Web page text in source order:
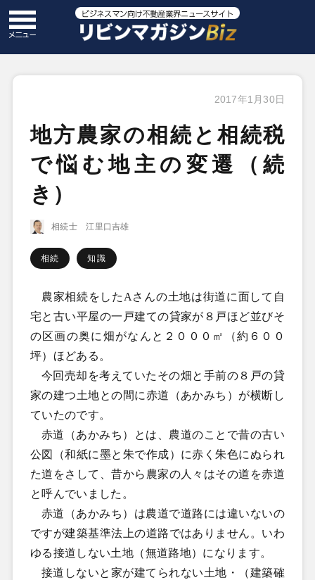
2017年1月30日
地方農家の相続と相続税
で悩む地主の変遷（続
き）
相続士 江里口吉雄
相続 知識
農家相続をした A さんの土地は街道に面して自
宅と古い平屋の一戸建ての貸家が８戸ほど並びそ
の区画の奥に畑がなんと２０００㎡（約６００
坪）ほどある。
今回売却を考えていたその畑と手前の８戸の貸
家の建つ土地との間に赤道（あかみち）が横断し
ていたのです。
赤道（あかみち）とは、農道のことで昔の古い
公図（和紙に墨と朱で作成）に赤く朱色にぬられ
た道をさして、昔から農家の人々はその道を赤道
と呼んでいました。
赤道（あかみち）は農道で道路には違いないの
ですが建築基準法上の道路ではありません。いわ
ゆる接道しない土地（無道路地）になります。
接道しないと家が建てられない土地・（建築確